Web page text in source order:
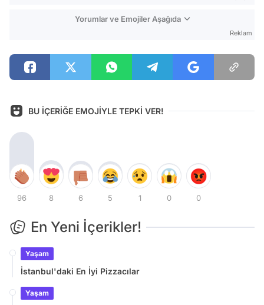
Yorumlar ve Emojiler Aşağıda
Reklam
BU İÇERİĞE EMOJİYLE TEPKİ VER!
96 8 6 5 1 0 0
En Yeni İçerikler!
Yaşam
İstanbul'daki En İyi Pizzacılar
Yaşam